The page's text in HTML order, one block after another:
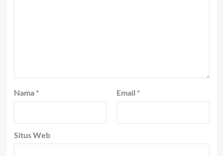
Nama * Email *
Situs Web